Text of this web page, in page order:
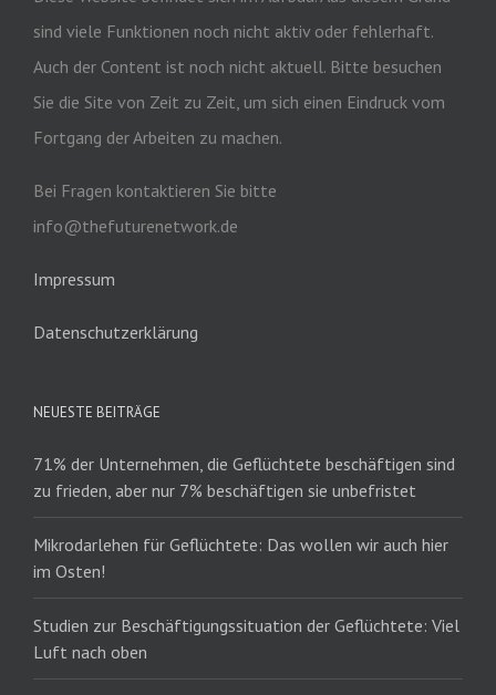
sind viele Funktionen noch nicht aktiv oder fehlerhaft.
Auch der Content ist noch nicht aktuell. Bitte besuchen
Sie die Site von Zeit zu Zeit, um sich einen Eindruck vom
Fortgang der Arbeiten zu machen.
Bei Fragen kontaktieren Sie bitte
info@thefuturenetwork.de
Impressum
Datenschutzerklärung
NEUESTE BEITRÄGE
71% der Unternehmen, die Geflüchtete beschäftigen sind
zu frieden, aber nur 7% beschäftigen sie unbefristet
Mikrodarlehen für Geflüchtete: Das wollen wir auch hier
im Osten!
Studien zur Beschäftigungssituation der Geflüchtete: Viel
Luft nach oben